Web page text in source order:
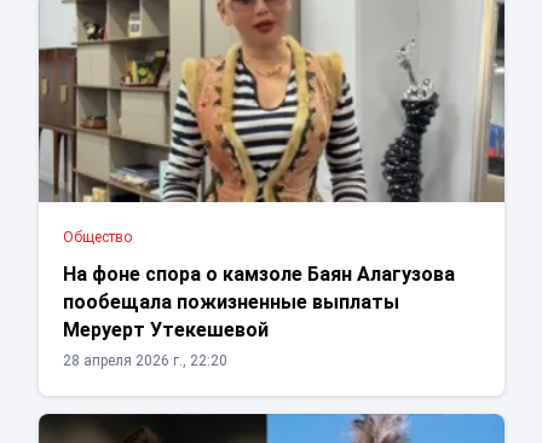
Общество
На фоне спора о камзоле Баян Алагузова
пообещала пожизненные выплаты
Меруерт Утекешевой
28 апреля 2026 г., 22:20